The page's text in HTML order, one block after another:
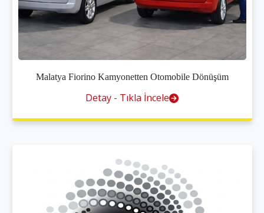
Malatya Fiorino Kamyonetten Otomobile Dönüşüm
Detay - Tıkla İncele